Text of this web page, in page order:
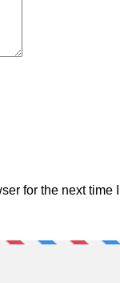
for the next time